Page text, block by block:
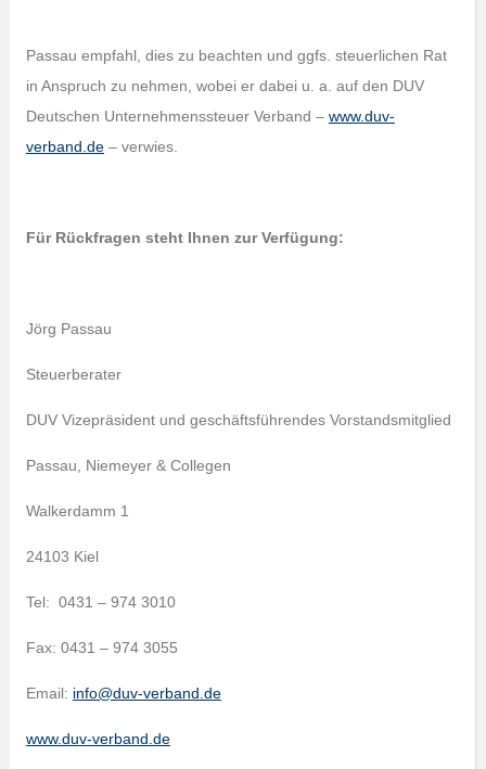
Passau empfahl, dies zu beachten und ggfs. steuerlichen Rat
in Anspruch zu nehmen, wobei er dabei u. a. auf den DUV
Deutschen Unternehmenssteuer Verband – www.duv-
verband.de– verwies.
Für Rückfragen steht Ihnen zur Verfügung:
Jörg Passau
Steuerberater
DUV Vizepräsident und geschäftsführendes Vorstandsmitglied
Passau, Niemeyer & Collegen
Walkerdamm 1
24103 Kiel
Tel: 0431 – 974 3010
Fax: 0431 – 974 3055
Email: info@duv-verband.de
www.duv-verband.de